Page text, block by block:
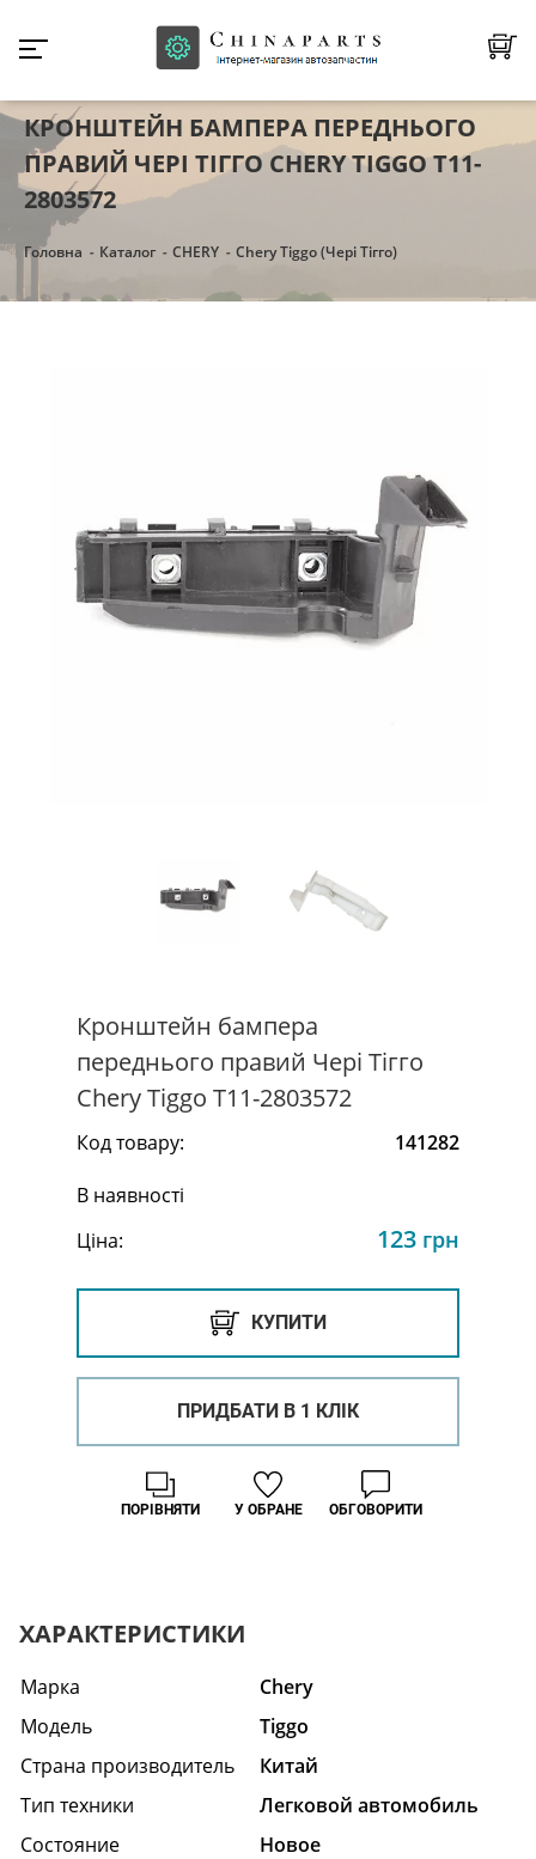
КРОНШТЕЙН БАМПЕРА ПЕРЕДНЬОГО
ПРАВИЙ ЧЕРІ ТІГГО CHERY TIGGO T11-
2803572
Головна Каталог CHERY Chery Tiggo (Чері Тігго)
Кронштейн бампера
переднього правий Чері Тігго
Chery Tiggo T11-2803572
Код товару:
141282
В наявності
Ціна:
123 грн
КУПИТИ
ПРИДБАТИ В 1 КЛІК
У ОБРАНЕ
ПОРІВНЯТИ ОБГОВОРИТИ
ХАРАКТЕРИСТИКИ
Марка
Chery
Модель
Tiggo
Страна производитель
Китай
Тип техники
Легковой автомобиль
Состояние
Hовое